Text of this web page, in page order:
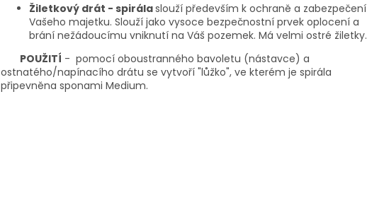
Žiletkový drát - spirálaslouží především k ochraně a zabezpečení
Vašeho majetku. Slouží jako vysoce bezpečnostní prvek oplocení a
brání nežádoucímu vniknutí na Váš pozemek. Má velmi ostré žiletky.
POUŽITÍ - pomocí oboustranného bavoletu (nástavce) a
ostnatého/napínacího drátu se vytvoří "lůžko", ve kterém je spirála
připevněna sponami Medium.